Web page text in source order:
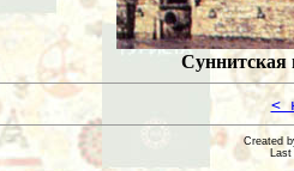
Суннитская
<
Created
Last